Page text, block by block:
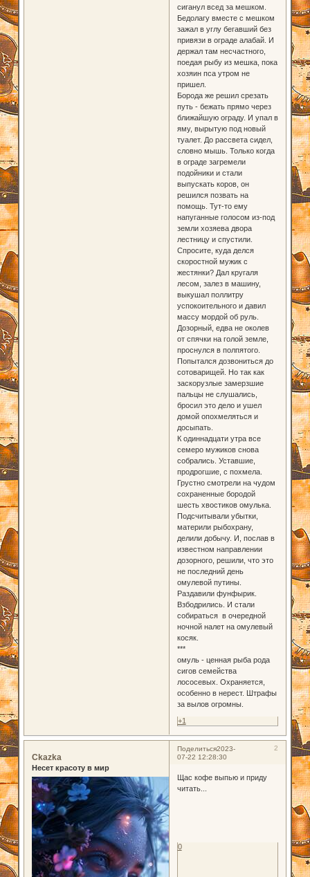
сиганул всед за мешком.
Бедолагу вместе с мешком
зажал в углу бегавший без
привязи в ограде алабай. И
держал там несчастного,
поедая рыбу из мешка, пока
хозяин пса утром не
пришел.
Борода же решил срезать
путь - бежать прямо через
ближайшую ограду. И упал в
яму, вырытую под новый
туалет. До рассвета сидел,
словно мышь. Только когда
в ограде загремели
подойники и стали
выпускать коров, он
решился позвать на
помощь. Тут-то ему
напуганные голосом из-под
земли хозяева двора
лестницу и спустили.
Спросите, куда делся
скоростной мужик с
жестянки? Дал кругаля
лесом, залез в машину,
выкушал поллитру
успокоительного и давил
массу мордой об руль.
Дозорный, едва не околев
от спячки на голой земле,
проснулся в полпятого.
Попытался дозвониться до
сотоварищей. Но так как
заскорузлые замерзшие
пальцы не слушались,
бросил это дело и ушел
домой опохмеляться и
досыпать.
К одиннадцати утра все
семеро мужиков снова
собрались. Уставшие,
продрогшие, с похмела.
Грустно смотрели на чудом
сохраненные бородой
шесть хвостиков омулька.
Подсчитывали убытки,
материли рыбохрану,
делили добычу. И, послав в
известном направлении
дозорного, решили, что это
не последний день
омулевой путины.
Раздавили фунфырик.
Взбодрились. И стали
собираться в очередной
ночной налет на омулевый
косяк.
***
омуль - ценная рыба рода
сигов семейства
лососевых. Охраняется,
особенно в нерест. Штрафы
за вылов огромны.
+1
Поделиться 2
2023-
07-22 12:28:30
Ckazka
Несет красоту в мир
Щас кофе выпью и приду
читать...
0